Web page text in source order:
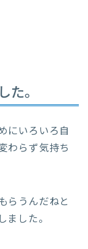
。
にいろいろ自
わらず気持ち
らうんだねと
した。